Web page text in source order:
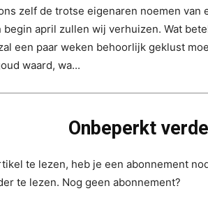
zelf de trotse eigenaren noemen
begin april zullen wij verhuizen. Wat
een paar weken behoorlijk geklust
waard, wa...
Onbeperkt
te lezen, heb je een abonnement
te lezen. Nog geen abonnement?